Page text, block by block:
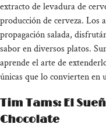
extracto de levadura de
producción de cerveza. Los
propagación salada,
sabor en diversos platos.
aprende el arte de
únicas que lo convierten en
Tim Tams: El
Chocolate